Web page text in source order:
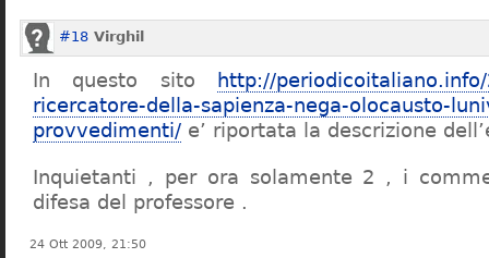
#18 Virghil
In questo sito
http://
ricercatore-della-sapienza-nega-olocausto-
provvedimenti/ e’ riportata la descrizione
Inquietanti , per ora solamente 2 , i
difesa del professore .
24 Ott 2009, 21:50